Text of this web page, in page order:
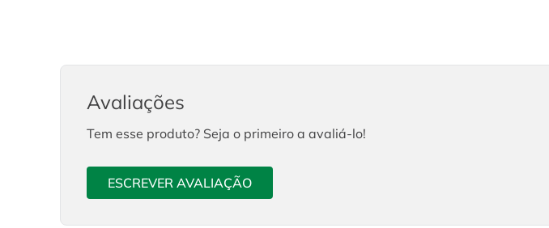
Avaliações
Tem esse produto? Seja o primeiro a avaliá-lo!
ESCREVER AVALIAÇÃO